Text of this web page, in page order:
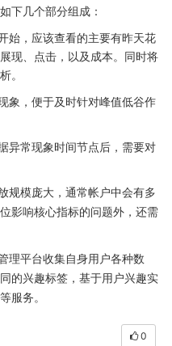
下几个部分组成：
始，应该查看的主要有昨天花
现、点击，以及成本。同时将
。
象，便于及时针对峰值低谷作
异常现象时间节点后，需要对
规模庞大，通常帐户中会有多
影响核心指标的问题外，还需
理平台收集自身用户各种数
的兴趣标签，基于用户兴趣实
服务。
0